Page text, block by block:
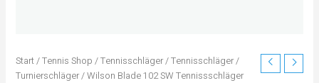
Start/Tennis Shop /Tennisschläger/Tennisschläger /
Turnierschläger/ Wilson Blade 102 SW Tennissschläger